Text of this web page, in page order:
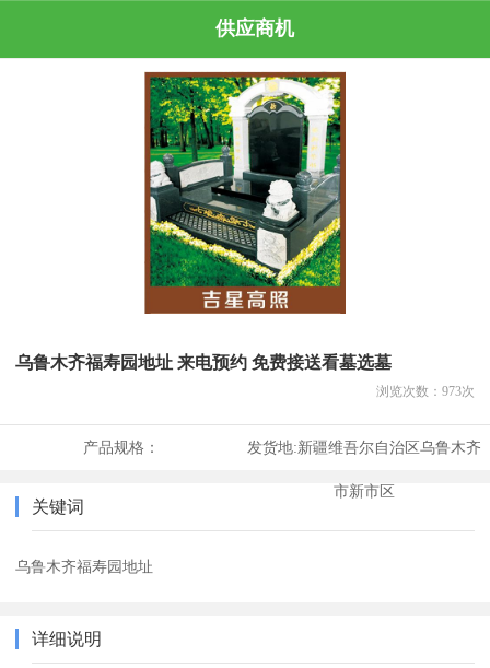
供应商机
乌鲁木齐福寿园地址 来电预约 免费接送看墓选墓
浏览次数： 973次
产品规格： 发货地:新疆维吾尔自治区乌鲁木齐
市新市区
关键词
乌鲁木齐福寿园地址
详细说明